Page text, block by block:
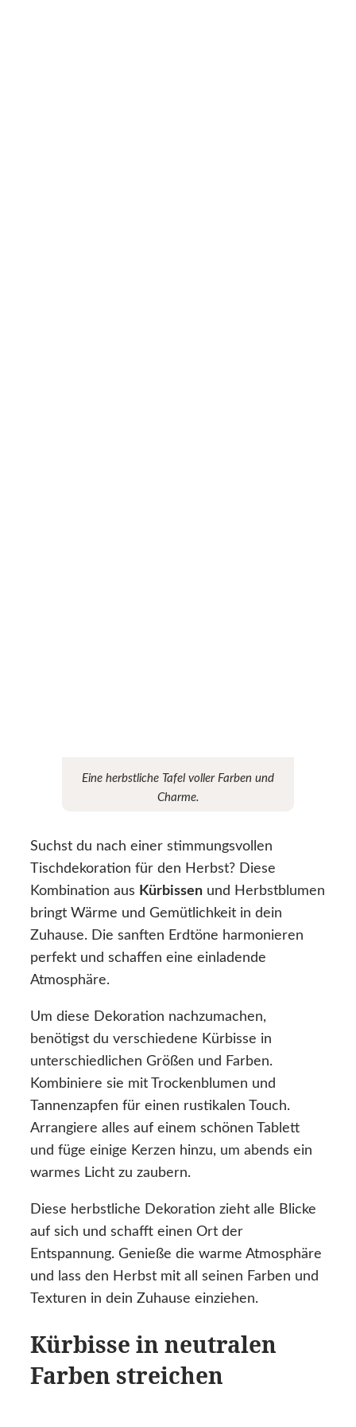
Eine herbstliche Tafel voller Farben und
Charme.
Suchst du nach einer stimmungsvollen
Tischdekoration für den Herbst? Diese
Kombination aus Kürbissen und Herbstblumen
bringt Wärme und Gemütlichkeit in dein
Zuhause. Die sanften Erdtöne harmonieren
perfekt und schaffen eine einladende
Atmosphäre.
Um diese Dekoration nachzumachen,
benötigst du verschiedene Kürbisse in
unterschiedlichen Größen und Farben.
Kombiniere sie mit Trockenblumen und
Tannenzapfen für einen rustikalen Touch.
Arrangiere alles auf einem schönen Tablett
und füge einige Kerzen hinzu, um abends ein
warmes Licht zu zaubern.
Diese herbstliche Dekoration zieht alle Blicke
auf sich und schafft einen Ort der
Entspannung. Genieße die warme Atmosphäre
und lass den Herbst mit all seinen Farben und
Texturen in dein Zuhause einziehen.
Kürbisse in neutralen
Farben streichen